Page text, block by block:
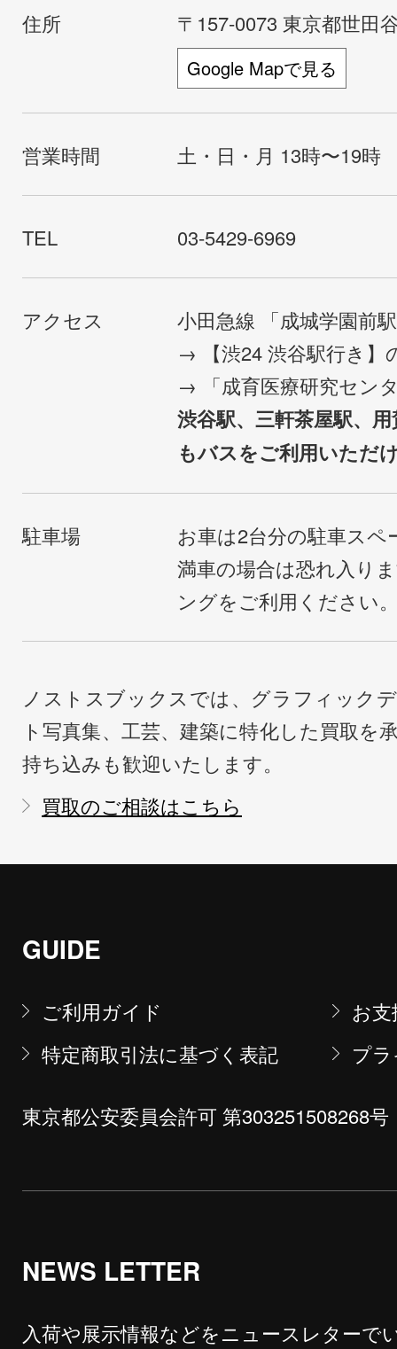
住所 〒157-0073 東京都世田
Google Mapで見る
営業時間 土・日・月 13時〜19時
TEL 03-5429-6969
アクセス
小田急線 「成城学園前
→ 【渋24 渋谷駅行き】
→ 「成育医療研究セン
渋谷駅、三軒茶屋駅、
もバスをご利用いただ
駐車場
お車は2台分の駐車ス
満車の場合は恐れ入り
ングをご利用ください
ノストスブックスでは、グラフィック
ト写真集、工芸、建築に特化した買取を
持ち込みも歓迎いたします。
買取のご相談はこちら
GUIDE
ご利用ガイド
お
特定商取引法に基づく表記
プ
東京都公安委員会許可 第303251508268号
NEWS LETTER
入荷や展示情報などをニュースレターで